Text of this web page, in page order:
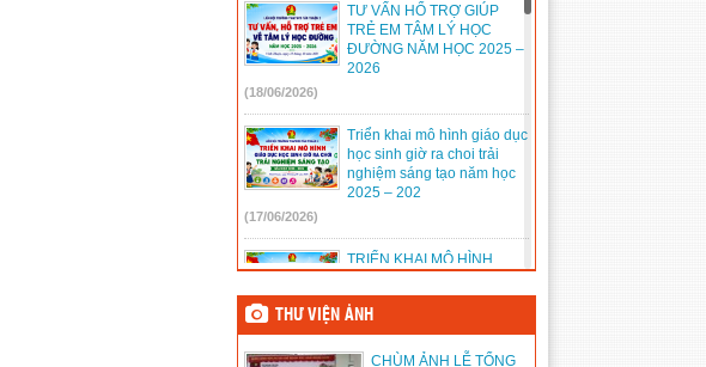
TƯ VẤN HỔ TRỢ GIÚP
TRẺ EM TÂM LÝ HỌC
ĐƯỜNG NĂM HỌC 2025 –
2026
(18/06/2026)
Triển khai mô hình giáo dục
học sinh giờ ra choi trải
nghiệm sáng tạo năm học
2025 – 202
(17/06/2026)
TRIỂN KHAI MÔ HÌNH
HỌC 2025 – 2026
(14/06/2026)
THƯ VIỆN ẢNH
CHÙM ẢNH LỄ TỔNG